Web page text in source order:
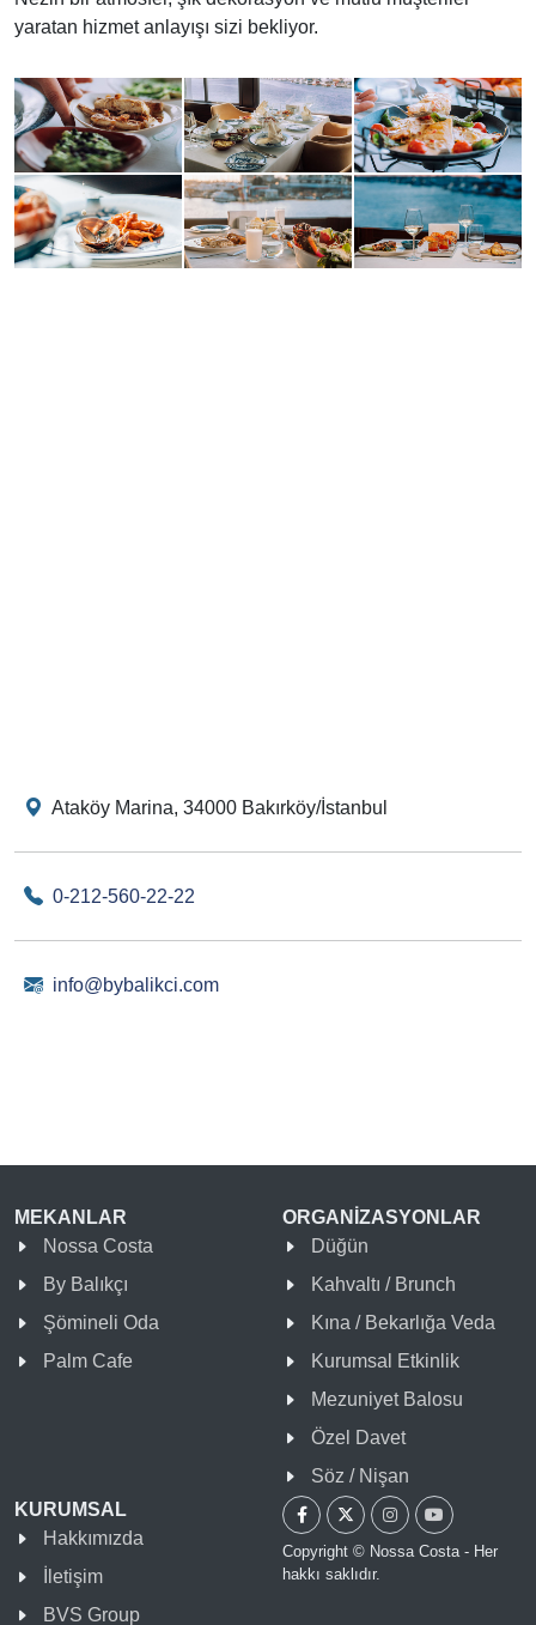
yaratan hizmet anlayışı sizi bekliyor.
Ataköy Marina, 34000 Bakırköy/İstanbul
0-212-560-22-22
info@bybalikci.com
MEKANLAR
Nossa Costa
By Balıkçı
Şömineli Oda
Palm Cafe
ORGANİZASYONLAR
Düğün
Kahvaltı / Brunch
Kına / Bekarlığa Veda
Kurumsal Etkinlik
Mezuniyet Balosu
Özel Davet
Söz / Nişan
KURUMSAL
Hakkımızda
İletişim
BVS Group
Copyright © Nossa Costa - Her
hakkı saklıdır.